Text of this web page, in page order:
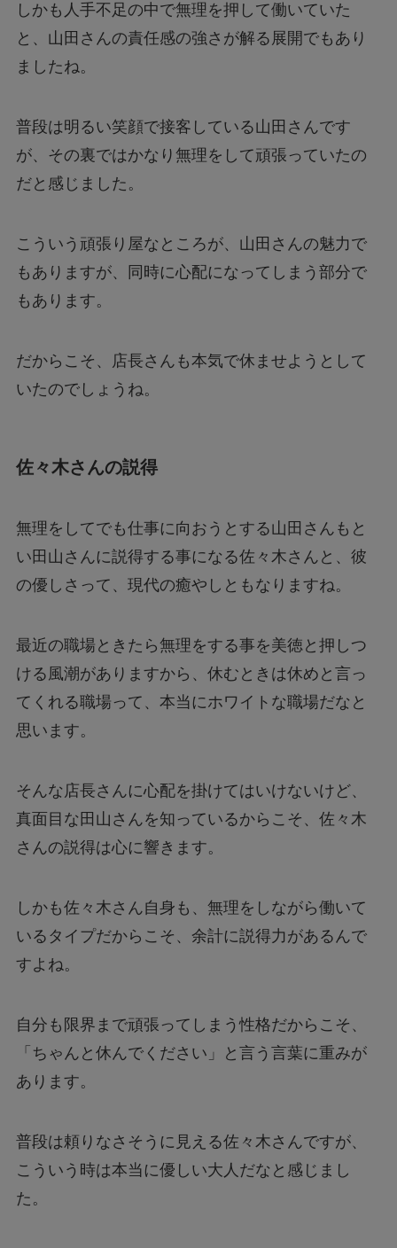
しかも人手不足の中で無理を押して働いていた
と、山田さんの責任感の強さが解る展開でもあり
ましたね。
普段は明るい笑顔で接客している山田さんです
が、その裏ではかなり無理をして頑張っていたの
だと感じました。
こういう頑張り屋なところが、山田さんの魅力で
もありますが、同時に心配になってしまう部分で
もあります。
だからこそ、店長さんも本気で休ませようとして
いたのでしょうね。
佐々木さんの説得
無理をしてでも仕事に向おうとする山田さんもと
い田山さんに説得する事になる佐々木さんと、彼
の優しさって、現代の癒やしともなりますね。
最近の職場ときたら無理をする事を美徳と押しつ
ける風潮がありますから、休むときは休めと言っ
てくれる職場って、本当にホワイトな職場だなと
思います。
そんな店長さんに心配を掛けてはいけないけど、
真面目な田山さんを知っているからこそ、佐々木
さんの説得は心に響きます。
しかも佐々木さん自身も、無理をしながら働いて
いるタイプだからこそ、余計に説得力があるんで
すよね。
自分も限界まで頑張ってしまう性格だからこそ、
「ちゃんと休んでください」と言う言葉に重みが
あります。
普段は頼りなさそうに見える佐々木さんですが、
こういう時は本当に優しい大人だなと感じまし
た。